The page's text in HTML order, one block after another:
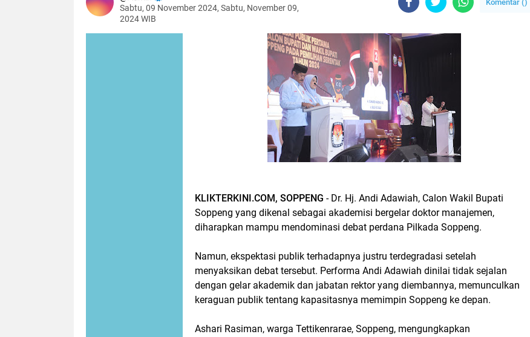
Sabtu, 09 November 2024, Sabtu, November 09,
2024 WIB
Komentar ()
KLIKTERKINI.COM, SOPPENG - Dr. Hj. Andi Adawiah, Calon Wakil Bupati
Soppeng yang dikenal sebagai akademisi bergelar doktor manajemen,
diharapkan mampu mendominasi debat perdana Pilkada Soppeng.
Namun, ekspektasi publik terhadapnya justru terdegradasi setelah
menyaksikan debat tersebut. Performa Andi Adawiah dinilai tidak sejalan
dengan gelar akademik dan jabatan rektor yang diembannya, memunculkan
keraguan publik tentang kapasitasnya memimpin Soppeng ke depan.
Ashari Rasiman, warga Tettikenrarae, Soppeng, mengungkapkan